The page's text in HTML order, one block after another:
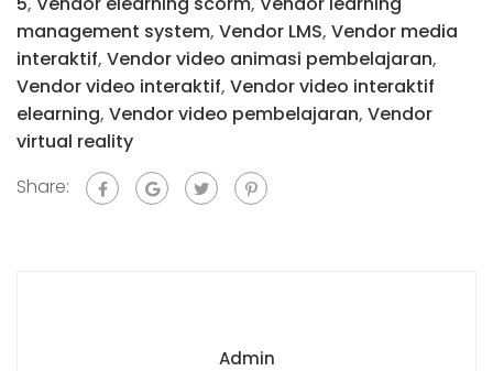
management system, Vendor LMS, Vendor media
interaktif, Vendor video animasi pembelajaran,
Vendor video interaktif, Vendor video interaktif
elearning, Vendor video pembelajaran, Vendor
virtual reality
Share:
Admin